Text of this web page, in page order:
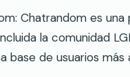
Chatrandom es
la comunidad
base de usuarios